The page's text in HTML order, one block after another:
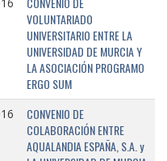
VOLUNTARIADO
UNIVERSITARIO ENTRE LA
UNIVERSIDAD DE MURCIA Y
LA ASOCIACIÓN PROGRAMO
ERGO SUM
CONVENIO DE
COLABORACIÓN ENTRE
AQUALANDIA ESPAÑA, S.A. y